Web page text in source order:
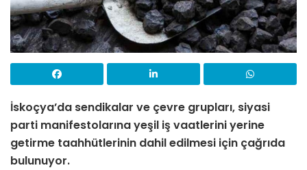
İskoçya’da sendikalar ve çevre grupları, siyasi
parti manifestolarına yeşil iş vaatlerini yerine
getirme taahhütlerinin dahil edilmesi için çağrıda
bulunuyor.